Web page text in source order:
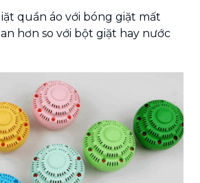
quần áo với bóng giặt mất
hơn so với bột giặt hay nước